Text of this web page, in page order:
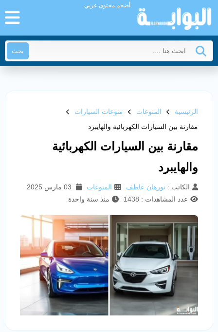
أضخم محتوى عربي
بحث
الرئيسية المنوعات
منوعات السيارات
مقارنة بين السيارات الكهربائية والهايبرد
مقارنة بين السيارات الكهربائية
والهايبرد
الكاتب : نورهان عاطف المنوعات
عدد المشاهدات : 1438
منذ سنة واحدة